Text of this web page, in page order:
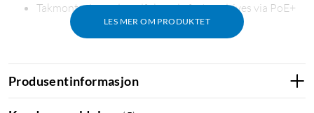
LES MER OM PRODUKTET
Takmontasje med medfølgende feste – drives via PoE+
Med støtte for Wifi 7 og 6 GHz-båndet får du tilgang til brede
Produsentinformasjon